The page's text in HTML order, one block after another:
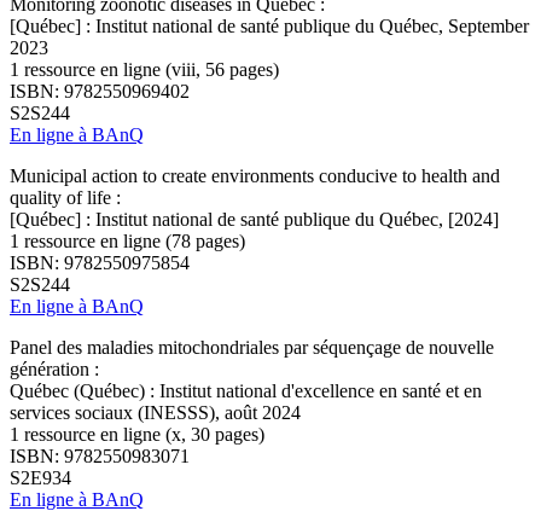
[Québec] : Institut national de santé publique du Québec, September
2023
1 ressource en ligne (viii, 56 pages)
ISBN: 9782550969402
S2S244
En ligne à BAnQ
Municipal action to create environments conducive to health and
quality of life :
[Québec] : Institut national de santé publique du Québec, [2024]
1 ressource en ligne (78 pages)
ISBN: 9782550975854
S2S244
En ligne à BAnQ
Panel des maladies mitochondriales par séquençage de nouvelle
génération :
Québec (Québec) : Institut national d'excellence en santé et en
services sociaux (INESSS), août 2024
1 ressource en ligne (x, 30 pages)
ISBN: 9782550983071
S2E934
En ligne à BAnQ